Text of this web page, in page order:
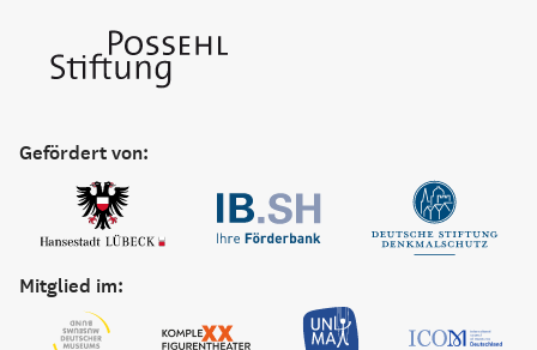
Gefördert von:
Mitglied im: